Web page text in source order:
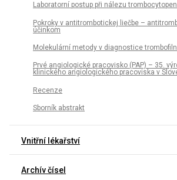
Laboratorní postup při nálezu
Pokroky v antitrombotickej liečbe –
účinkom
Molekulární metody v diagnostice
Prvé angiologické pracovisko (PAP) – 35.
klinického angiologického pracoviska v
Recenze
Sborník abstrakt
Vnitřní lékařství
Archív čísel